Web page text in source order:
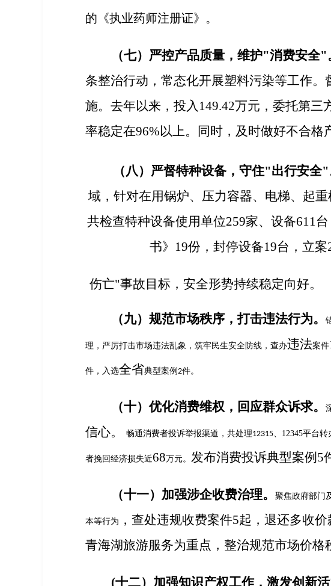
的《执业药师注册证》。
（七）严控产品质量，维护"消费安全"
条整治行动，常态化开展塑料污染等工作
施。 去年以来， 投入 149.42万元，委托第三
率稳定在96%以上。同时，及时做好不合格
（八）严督特种设备，守住"出行安全"
域，针对在用锅炉、压力容器、电梯、起
共检查特种设备使用单位259家、 设备611
书》 19份，封停设备19台，立案
伤亡"事故目标 ， 安全形势持续稳定向好。
（九） 规范市场秩序，打击违法行为。
理，严厉打击市场违法乱象，筑牢民生安全防线，查办违法案件
件，入选全省典型案例 2件。
（十）优化消费维权，回应群众诉求。
信心。
畅通消费者投诉举报渠道，共处理12315、 12345平台转
者挽回经济损失近68万元。 发布消费投诉典型案例 5
（十一）加强涉企收费治理。 聚焦政府部门
本等行为 ，查处违规收费案件5起，退还多收价
青海湖旅游服务为重点，整治规范市场价格
(十二） 加强知识产权工作，激发创新活